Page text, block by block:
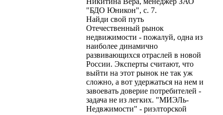
"БДО Юникон", с. 7.
Найди свой путь
Отечественный рынок
недвижимости - пожалуй, одна из
наиболее динамично
развивающихся отраслей в новой
России. Эксперты считают, что
выйти на этот рынок не так уж
сложно, а вот удержаться на нем и
завоевать доверие потребителей -
задача не из легких. "МИЭЛь-
Недвжимости" - риэлторской